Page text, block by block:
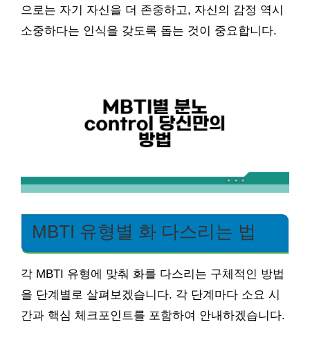
으로는 자기 자신을 더 존중하고, 자신의 감정 역시
소중하다는 인식을 갖도록 돕는 것이 중요합니다.
MBTI 유형별 화 다스리는 법
각 MBTI 유형에 맞춰 화를 다스리는 구체적인 방법
을 단계별로 살펴보겠습니다. 각 단계마다 소요 시
간과 핵심 체크포인트를 포함하여 안내하겠습니다.